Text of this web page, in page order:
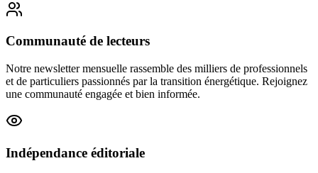
Communauté de lecteurs
Notre newsletter mensuelle rassemble des milliers de professionnels
et de particuliers passionnés par la transition énergétique. Rejoignez
une communauté engagée et bien informée.
Indépendance éditoriale